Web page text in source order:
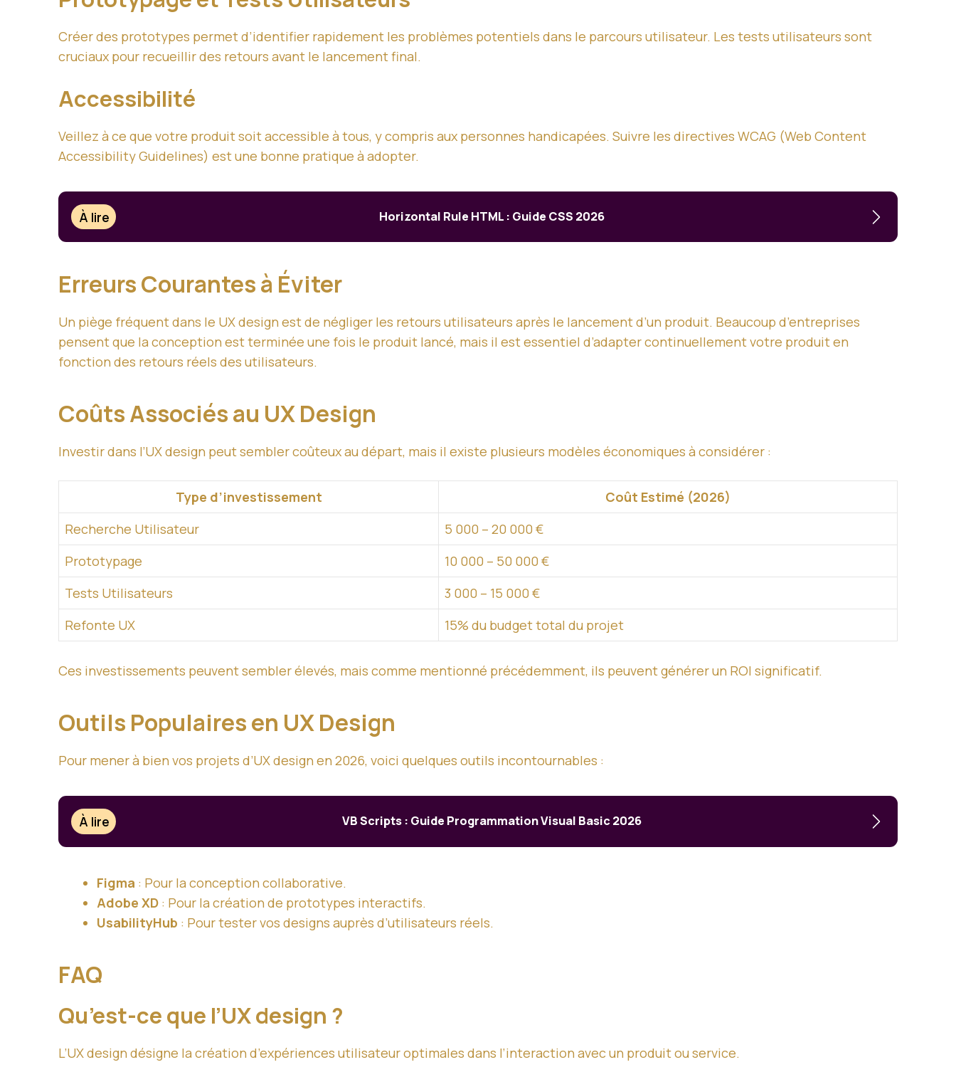
Créer des prototypes permet d’identifier rapidement les problèmes potentiels dans le parcours utilisateur. Les tests utilisateurs sont
cruciaux pour recueillir des retours avant le lancement final.
Accessibilité
Veillez à ce que votre produit soit accessible à tous, y compris aux personnes handicapées. Suivre les directives WCAG (Web Content
Accessibility Guidelines) est une bonne pratique à adopter.
À lire Horizontal Rule HTML : Guide CSS 2026
Erreurs Courantes à Éviter
Un piège fréquent dans le UX design est de négliger les retours utilisateurs après le lancement d’un produit. Beaucoup d’entreprises
pensent que la conception est terminée une fois le produit lancé, mais il est essentiel d’adapter continuellement votre produit en
fonction des retours réels des utilisateurs.
Coûts Associés au UX Design
Investir dans l’UX design peut sembler coûteux au départ, mais il existe plusieurs modèles économiques à considérer :
Type d’investissement
Coût Estimé (2026)
Recherche Utilisateur
5 000 – 20 000 €
Prototypage
10 000 – 50 000 €
Tests Utilisateurs
3 000 – 15 000 €
Refonte UX
15% du budget total du projet
Ces investissements peuvent sembler élevés, mais comme mentionné précédemment, ils peuvent générer un ROI significatif.
Outils Populaires en UX Design
Pour mener à bien vos projets d’UX design en 2026, voici quelques outils incontournables :
À lire VB Scripts : Guide Programmation Visual Basic 2026
Figma : Pour la conception collaborative.
Adobe XD : Pour la création de prototypes interactifs.
UsabilityHub : Pour tester vos designs auprès d’utilisateurs réels.
FAQ
Qu’est-ce que l’UX design ?
L’UX design désigne la création d’expériences utilisateur optimales dans l’interaction avec un produit ou service.